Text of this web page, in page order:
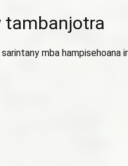
tambanjotra
mba hampisehoana